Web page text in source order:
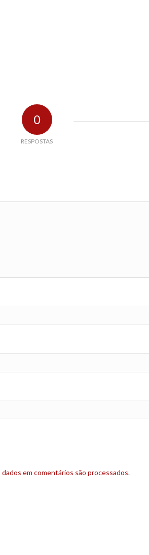
0
RESPOSTAS
dados em comentários são processados.